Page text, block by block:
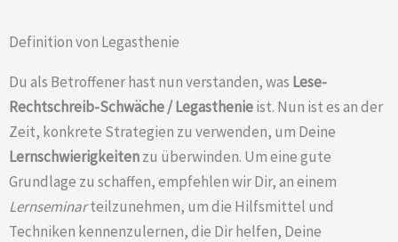
Definition von Legasthenie
Du als Betroffener hast nun verstanden, was Lese-
Rechtschreib-Schwäche /Legasthenieist. Nun ist es an der
Zeit, konkrete Strategien zu verwenden, um Deine
Lernschwierigkeitenzu überwinden. Um eine gute
Grundlage zu schaffen, empfehlen wir Dir, an einem
Lernseminarteilzunehmen, um die Hilfsmittel und
Techniken kennenzulernen, die Dir helfen, Deine